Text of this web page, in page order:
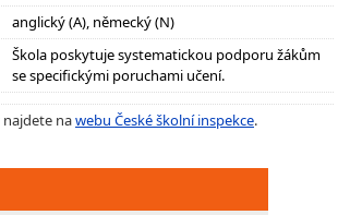
anglický (A), německý (N)
Škola poskytuje systematickou podporu žákům
se specifickými poruchami učení.
nawebu České školní inspekce.